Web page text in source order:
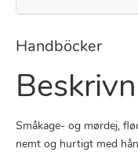
Handböcker
Småkage- og mørdej,
nemt og hurtigt med